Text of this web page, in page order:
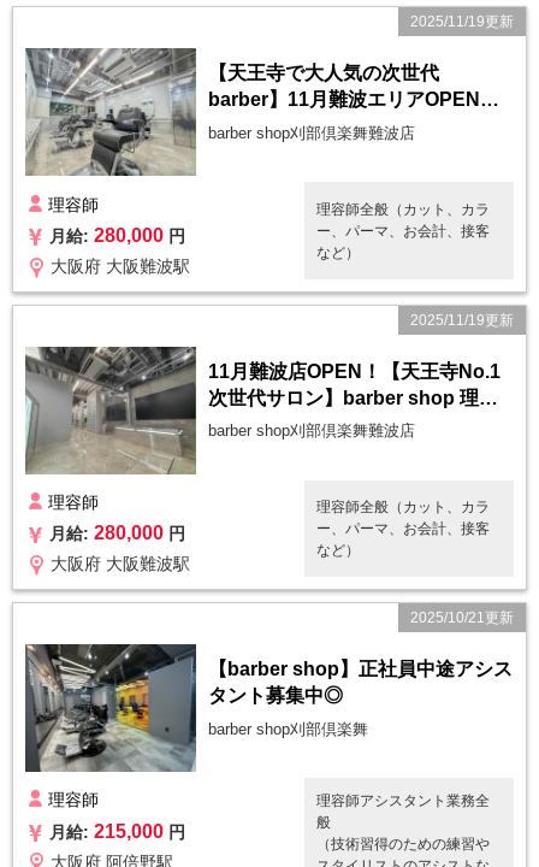
2025/11/19更新
【天王寺で大人気の次世代
barber】11月難波エリアOPEN！
オープニング理容師スタッフ募集
barber shop刈部倶楽舞難波店
理容師
月給: 280,000 円
大阪府 大阪難波駅
理容師全般（カット、カラ
ー、パーマ、お会計、接客
など）
2025/11/19更新
11月難波店OPEN！【天王寺No.1
次世代サロン】barber shop 理容
師スタッフ募集中◎
barber shop刈部倶楽舞難波店
理容師
月給: 280,000 円
大阪府 大阪難波駅
理容師全般（カット、カラ
ー、パーマ、お会計、接客
など）
2025/10/21更新
【barber shop】正社員中途アシス
タント募集中◎
barber shop刈部倶楽舞
理容師
月給: 215,000 円
大阪府 阿倍野駅
理容師アシスタント業務全
般
（技術習得のための練習や